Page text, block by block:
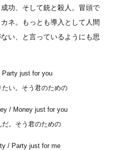
功、そして銃と殺人。冒頭で
ネ。もっとも導入として人間
い、と言っているようにも思
Party just for you
い。そう君のための
/ Money just for you
。そう君のための
/ Party just for me